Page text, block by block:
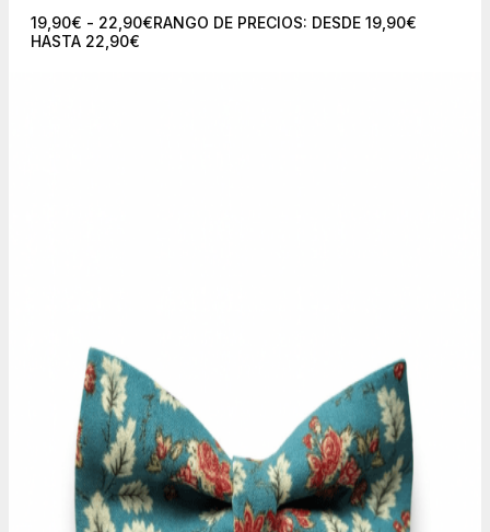
19,90€ - 22,90€RANGO DE PRECIOS: DESDE 19,90€
HASTA 22,90€